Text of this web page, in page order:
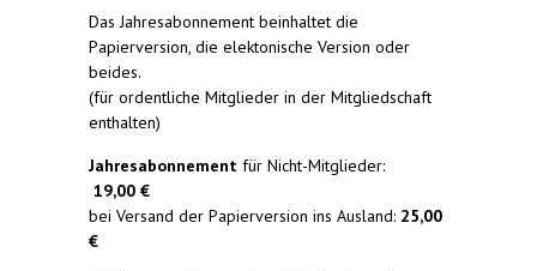
Das Jahresabonnement beinhaltet die
Papierversion, die elektonische Version oder
beides.
(für ordentliche Mitglieder in der Mitgliedschaft
enthalten)
Jahresabonnement für Nicht-Mitglieder:
19,00 €
bei Versand der Papierversion ins Ausland: 25,00
€